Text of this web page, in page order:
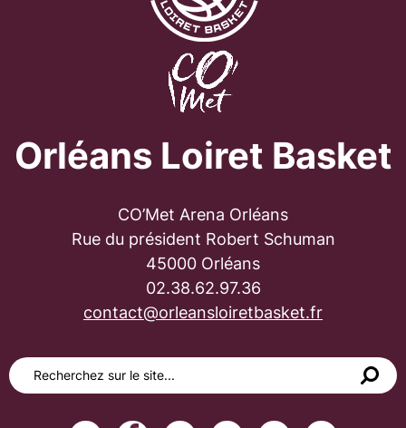
Orléans Loiret Basket
CO’Met Arena Orléans
Rue du président Robert Schuman
45000 Orléans
02.38.62.97.36
contact@orleansloiretbasket.fr